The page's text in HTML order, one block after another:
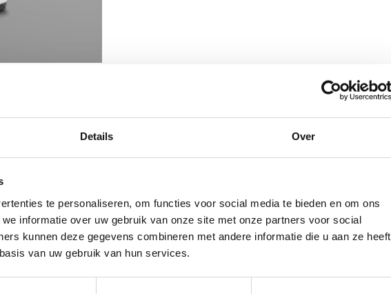
Details Over
te personaliseren, om functies voor social media te bieden en om ons
informatie over uw gebruik van onze site met onze partners voor social
kunnen deze gegevens combineren met andere informatie die u aan ze heeft
van uw gebruik van hun services.
onderwerpen rondom ontwerpen met aluminium.